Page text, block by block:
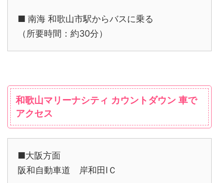
■ 南海 和歌山市駅からバスに乗る
（所要時間：約30分）
和歌山マリーナシティ カウントダウン 車で
アクセス
■大阪方面
阪和自動車道 岸和田IＣ